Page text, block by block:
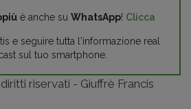
è anche su WhatsApp! Clicca
e seguire tutta l'informazione real
sul tuo smartphone.
riservati - Giuffrè Francis